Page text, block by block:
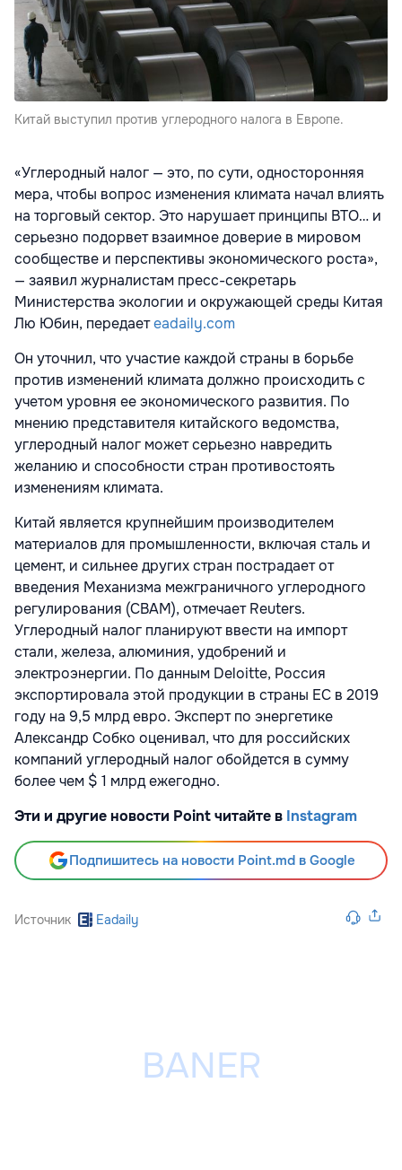
Китай выступил против углеродного налога в Европе.
«Углеродный налог — это, по сути, односторонняя
мера, чтобы вопрос изменения климата начал влиять
на торговый сектор. Это нарушает принципы ВТО… и
серьезно подорвет взаимное доверие в мировом
сообществе и перспективы экономического роста»,
— заявил журналистам пресс-секретарь
Министерства экологии и окружающей среды Китая
Лю Юбин, передаетeadaily.com
Он уточнил, что участие каждой страны в борьбе
против изменений климата должно происходить с
учетом уровня ее экономического развития. По
мнению представителя китайского ведомства,
углеродный налог может серьезно навредить
желанию и способности стран противостоять
изменениям климата.
Китай является крупнейшим производителем
материалов для промышленности, включая сталь и
цемент, и сильнее других стран пострадает от
введения Механизма межграничного углеродного
регулирования (CBAM), отмечает Reuters.
Углеродный налог планируют ввести на импорт
стали, железа, алюминия, удобрений и
электроэнергии. По данным Deloitte, Россия
экспортировала этой продукции в страны ЕС в 2019
году на 9,5 млрд евро. Эксперт по энергетике
Александр Собко оценивал, что для российских
компаний углеродный налог обойдется в сумму
более чем $ 1 млрд ежегодно.
Эти и другие новости Point читайте в Instagram
Подпишитесь на новости Point.md в Google
Источник Eadaily